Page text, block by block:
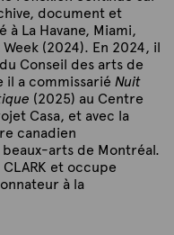
document et
La Havane, Miami,
(2024). En 2024, il
Conseil des arts de
il a commissarié Nuit
(2025) au Centre
Casa, et avec la
canadien
arts de Montréal.
et occupe
à la